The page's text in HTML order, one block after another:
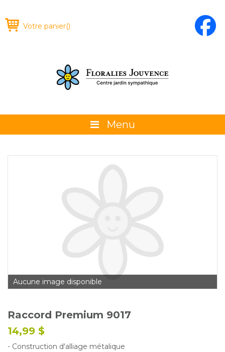
Votre panier()
Menu
La boutique
Promotions et évènements
Calendrier horticole
Emplois
Service à la clientèle
Nous joindre
Aucune image disponible
Raccord Premium 9017
14,99 $
- Construction d'alliage métalique